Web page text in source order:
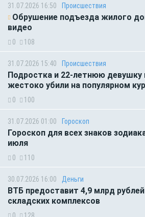
31.07.2026 16:50 Происшествия
Обрушение подъезда жилого
видео
0 108
31.07.2026 15:40 Происшествия
Подростка и 22-летнюю девушку
жестоко убили на популярном
0 100
31.07.2026 01:00 Гороскоп
Гороскоп для всех знаков
июля
0 110
30.07.2026 16:00 Деньги
ВТБ предоставит 4,9 млрд
складских комплексов
0 128